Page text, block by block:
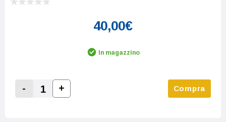
40,00€
In magazzino
Decrease Quantity:
-
Increase Quantity:
+ Compra